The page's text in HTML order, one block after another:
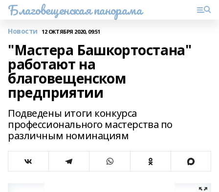
Благовещенская панорама
Новости 12 ОКТЯБРЯ 2020, 09:51
"Мастера Башкортостана"
работают на
благовещенском
предприятии
Подведены итоги конкурса
профессионального мастерства по
различным номинациям